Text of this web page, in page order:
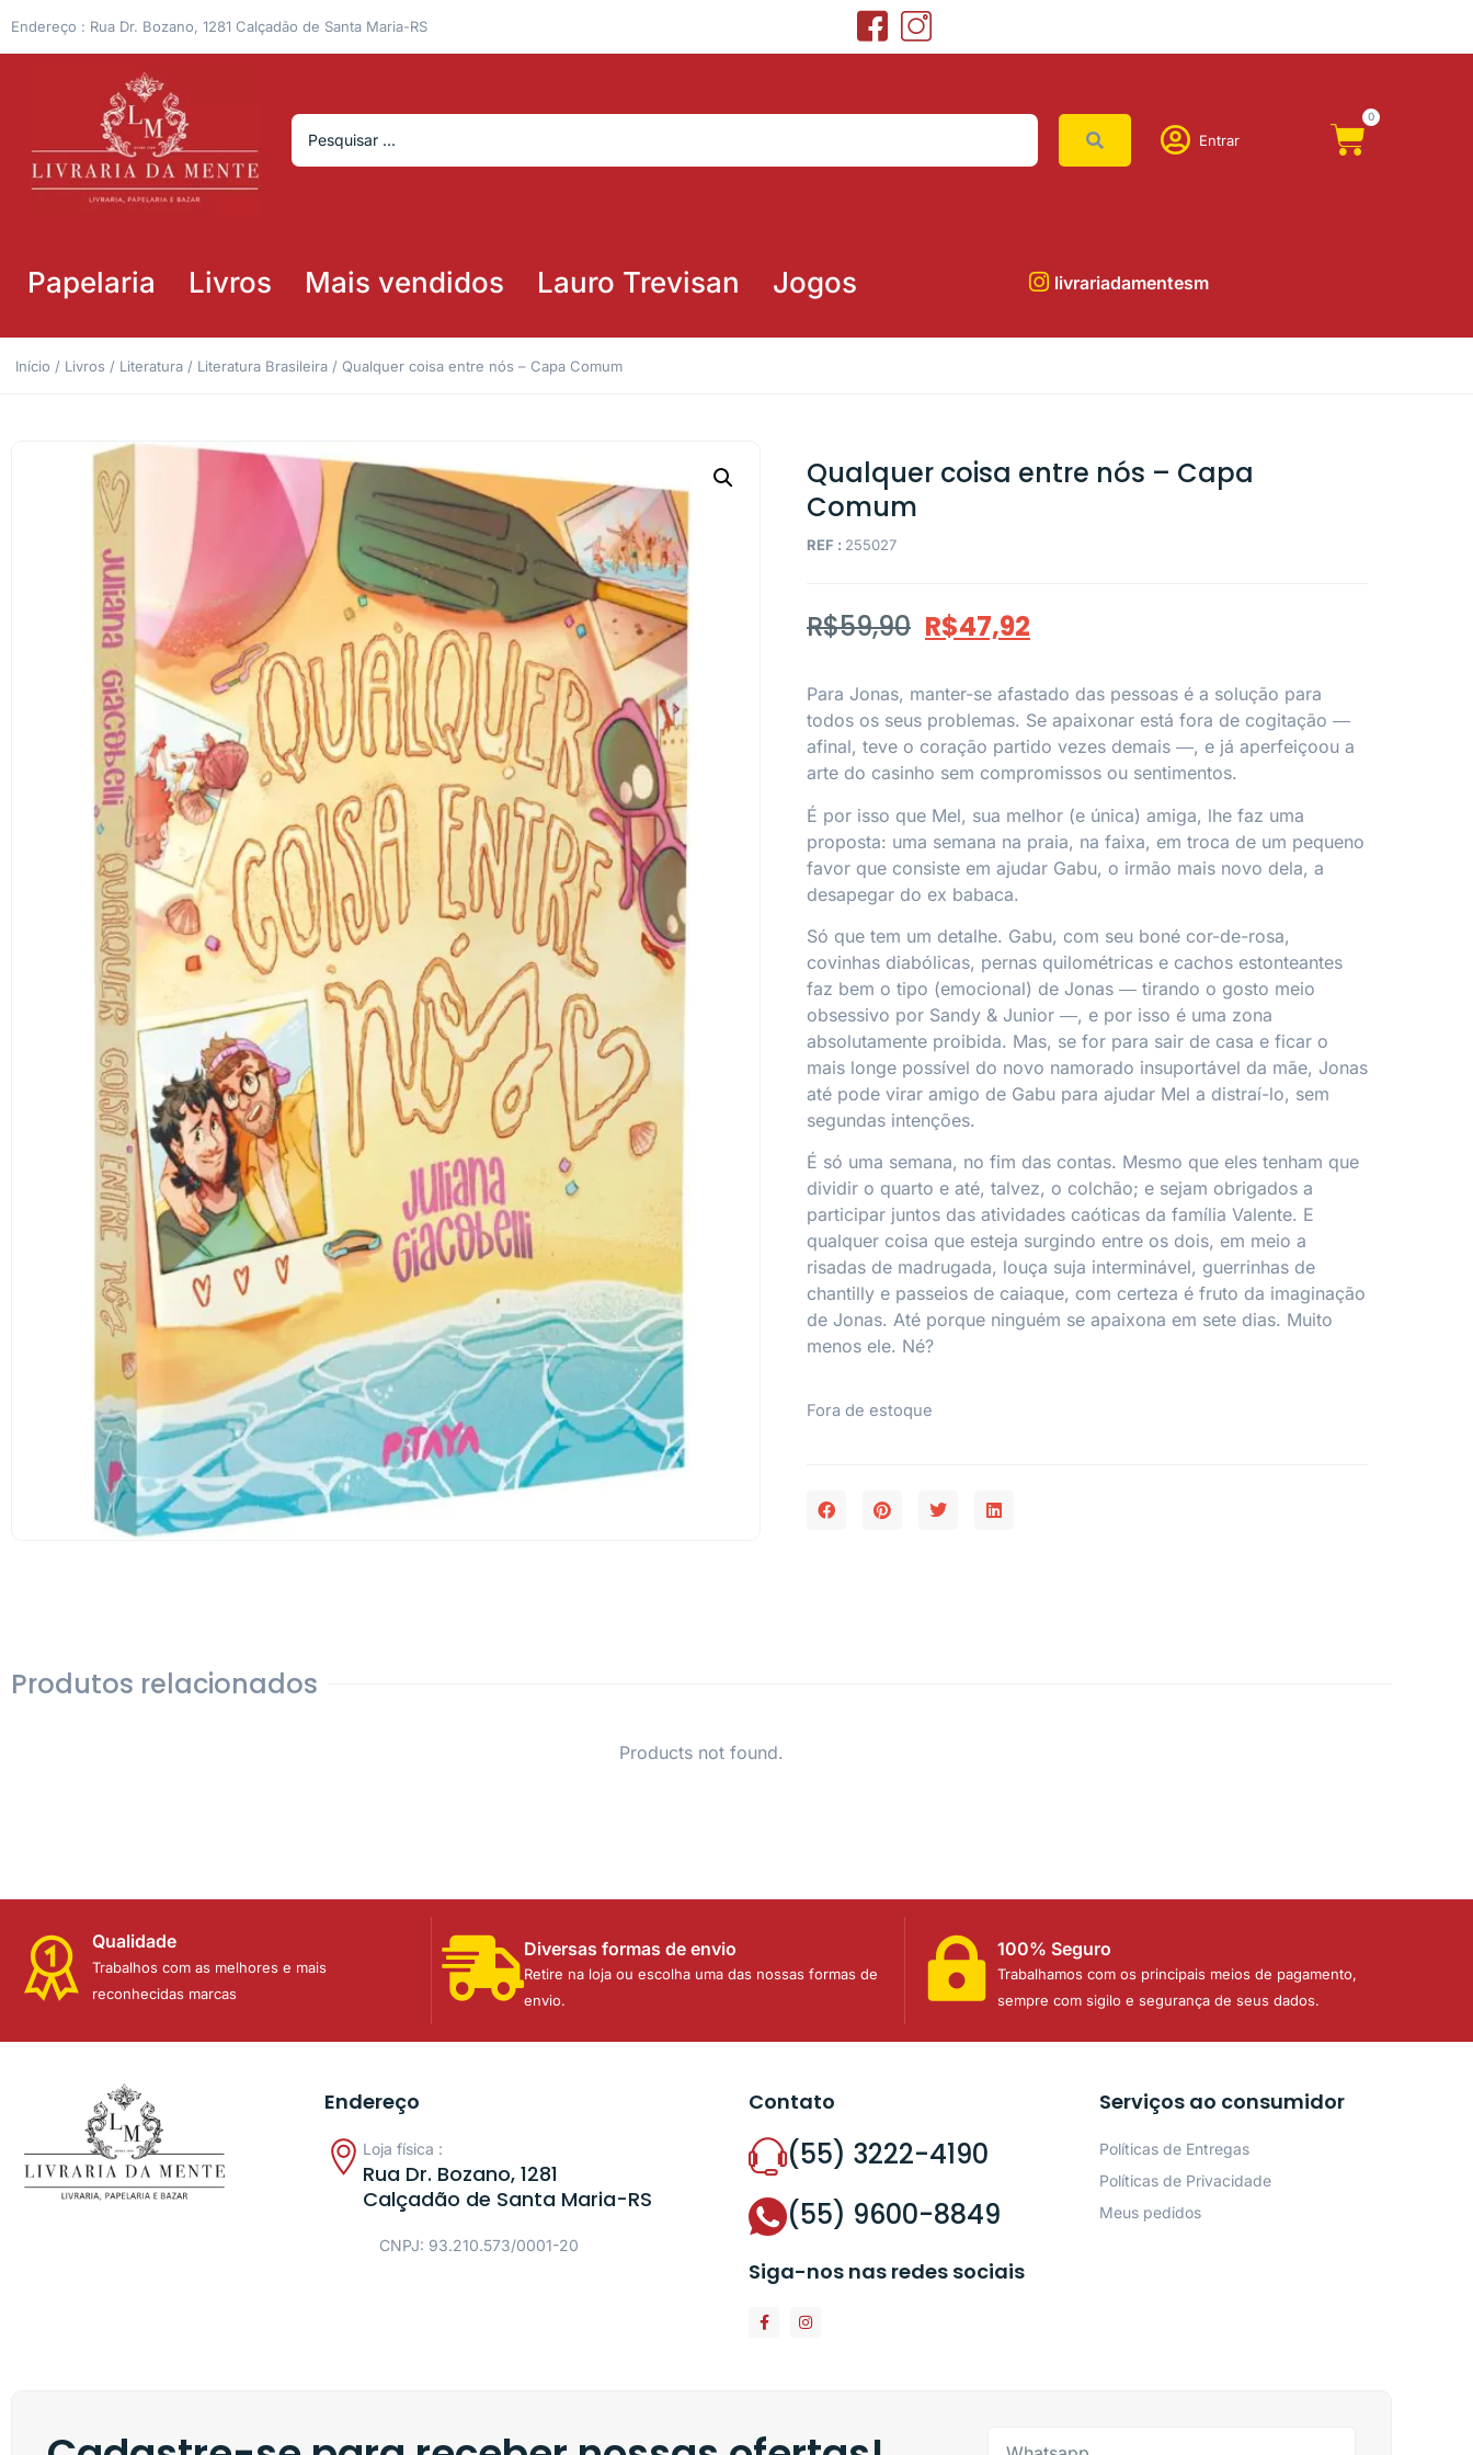
Endereço : Rua Dr. Bozano, 1281 Calçadão de Santa Maria-RS
Entrar
0
Papelaria Livros Mais vendidos Lauro Trevisan Jogos livrariadamentesm
Início / Livros / Literatura / Literatura Brasileira / Qualquer coisa entre nós – Capa Comum
Qualquer coisa entre nós – Capa
Comum
REF : 255027
R$59,90 R$47,92
Para Jonas, manter-se afastado das pessoas é a solução para
todos os seus problemas. Se apaixonar está fora de cogitação ―
afinal, teve o coração partido vezes demais ―, e já aperfeiçoou a
arte do casinho sem compromissos ou sentimentos.
É por isso que Mel, sua melhor (e única) amiga, lhe faz uma
proposta: uma semana na praia, na faixa, em troca de um pequeno
favor que consiste em ajudar Gabu, o irmão mais novo dela, a
desapegar do ex babaca.
Só que tem um detalhe. Gabu, com seu boné cor-de-rosa,
covinhas diabólicas, pernas quilométricas e cachos estonteantes
faz bem o tipo (emocional) de Jonas ― tirando o gosto meio
obsessivo por Sandy & Junior ―, e por isso é uma zona
absolutamente proibida. Mas, se for para sair de casa e ficar o
mais longe possível do novo namorado insuportável da mãe, Jonas
até pode virar amigo de Gabu para ajudar Mel a distraí-lo, sem
segundas intenções.
É só uma semana, no fim das contas. Mesmo que eles tenham que
dividir o quarto e até, talvez, o colchão; e sejam obrigados a
participar juntos das atividades caóticas da família Valente. E
qualquer coisa que esteja surgindo entre os dois, em meio a
risadas de madrugada, louça suja interminável, guerrinhas de
chantilly e passeios de caiaque, com certeza é fruto da imaginação
de Jonas. Até porque ninguém se apaixona em sete dias. Muito
menos ele. Né?
Fora de estoque
Produtos relacionados
Products not found.
Qualidade
Trabalhos com as melhores e mais
reconhecidas marcas
Diversas formas de envio
Retire na loja ou escolha uma das nossas formas de
envio.
100% Seguro
Trabalhamos com os principais meios de pagamento,
sempre com sigilo e segurança de seus dados.
Endereço
Loja física :
Rua Dr. Bozano, 1281
Calçadão de Santa Maria-RS
CNPJ: 93.210.573/0001-20
Contato
(55) 3222-4190
(55) 9600-8849
Siga-nos nas redes sociais
Serviços ao consumidor
Políticas de Entregas
Políticas de Privacidade
Meus pedidos